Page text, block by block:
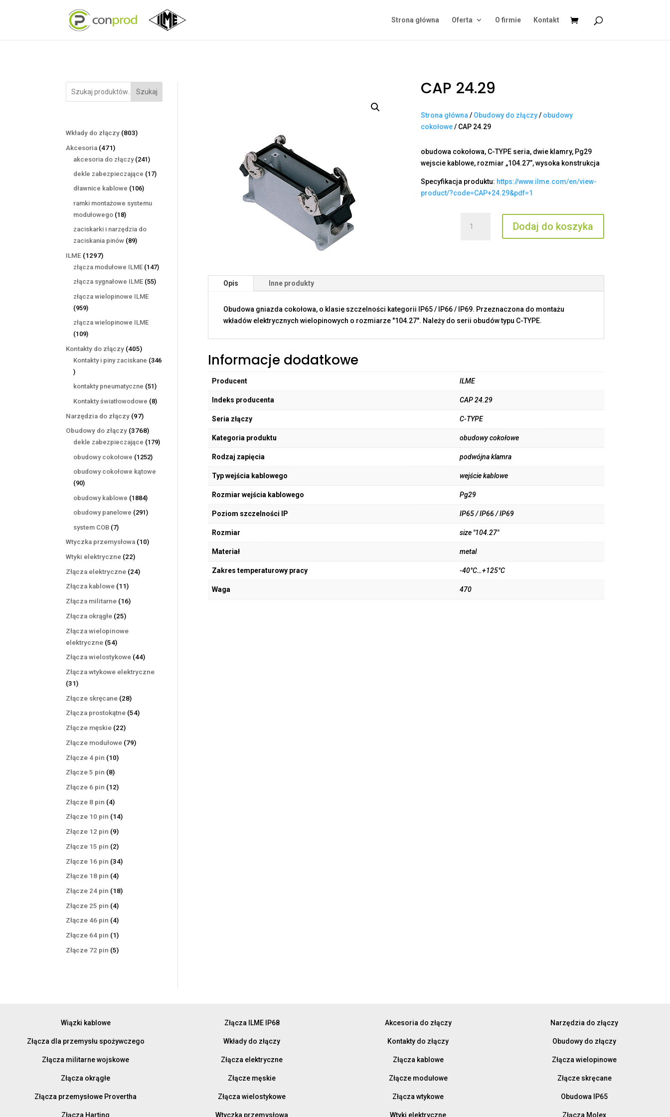
Strona główna Oferta O firmie Kontakt
Szukaj
Wkłady do złączy 803803
Akcesoria 471471
produktów
akcesoria do złączy 241241
produktów
dekle zabezpieczające 1717
dławnice kablowe 106106
ramki montażowe systemu
modułowego 1818
produktów
zaciskarki i narzędzia do
zaciskania pinów 8989
ILME 12971297
produktów
złącza modułowe ILME 147147
złącza sygnałowe ILME 5555
złącza wielopinowe ILME
959959
produktów
złącza wielopinowe ILME
109109
produktów
Kontakty do złączy 405405
produktów
Kontakty i piny zaciskane 346
346
produktów
kontakty pneumatyczne 5151
produktów
Kontakty światłowodowe 88
Narzędzia do złączy 9797
produktów
Obudowy do złączy 37683768
produktów
dekle zabezpieczające 179179
obudowy cokołowe 12521252
obudowy cokołowe kątowe
9090
produktów
obudowy kablowe 18841884
produkty
obudowy panelowe 291291
system COB 77
produktów
Wtyczka przemysłowa 1010
Wtyki elektryczne 2222
produkty
Złącza elektryczne 2424
Złącza kablowe 1111
produktów
Złącza militarne 1616
Złącza okrągłe 2525
Złącza wielopinowe
elektryczne 5454
produkty
Złącza wielostykowe 4444
Złącza wtykowe elektryczne
3131
produktów
Złącze skręcane 2828
produktów
Złącza prostokątne 5454
Złącze męskie 2222
produkty
Złącze modułowe 7979
Złącze 4 pin 1010
Złącze 5 pin 88
produktów
Złącze 6 pin 1212
Złącze 8 pin 44
produkty
Złącze 10 pin 1414
Złącze 12 pin 99
produktów
Złącze 15 pin 22
produkty
Złącze 16 pin 3434
Złącze 18 pin 44
produkty
Złącze 24 pin 1818
Złącze 25 pin 44
produkty
Złącze 46 pin 44
produkty
Złącze 64 pin 11
produkt
Złącze 72 pin 55
CAP 24.29
Strona główna / Obudowy do złączy/ obudowy
cokołowe/ CAP 24.29
obudowa cokołowa, C-TYPE seria, dwie klamry, Pg29
wejscie kablowe, rozmiar „104.27”, wysoka konstrukcja
Specyfikacja produktu: https://www.ilme.com/en/view-
product/?code=CAP+24.29&pdf=1
CAP
Dodaj do koszyka
Opis Inne produkty
Obudowa gniazda cokołowa, o klasie szczelności kategorii IP65 / IP66 / IP69. Przeznaczona do montażu
wkładów elektrycznych wielopinowych o rozmiarze "104.27". Należy do serii obudów typu C-TYPE.
Informacje dodatkowe
Producent ILME
Indeks producenta CAP 24.29
Seria złączy C-TYPE
Kategoria produktu obudowy cokołowe
Rodzaj zapięcia podwójna klamra
Typ wejścia kablowego wejście kablowe
Rozmiar wejścia kablowego Pg29
Poziom szczelności IP IP65 / IP66 / IP69
Rozmiar size "104.27"
Materiał metal
Zakres temperaturowy pracy -40°C…+125°C
Waga 470
Wiązki kablowe
Złącza dla przemysłu spożywczego
Złącza militarne wojskowe
Złącza okrągłe
Złącza przemysłowe Provertha
Złącza Harting
Złącza ILME IP68
Wkłady do złączy
Złącza elektryczne
Złącze męskie
Złącza wielostykowe
Wtyczka przemysłowa
Akcesoria do złączy
Kontakty do złączy
Złącza kablowe
Złącze modułowe
Złącza wtykowe
Wtyki elektryczne
Narzędzia do złączy
Obudowy do złączy
Złącza wielopinowe
Złącze skręcane
Obudowa IP65
Złącza Molex